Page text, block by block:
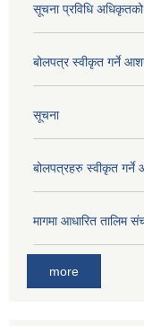
सूचना प्रविधि
बोलपत्र स्वीकृत गर्ने
सूचना
बोलपत्रहरु स्वीकृत
मागमा आधारित तालिम
more